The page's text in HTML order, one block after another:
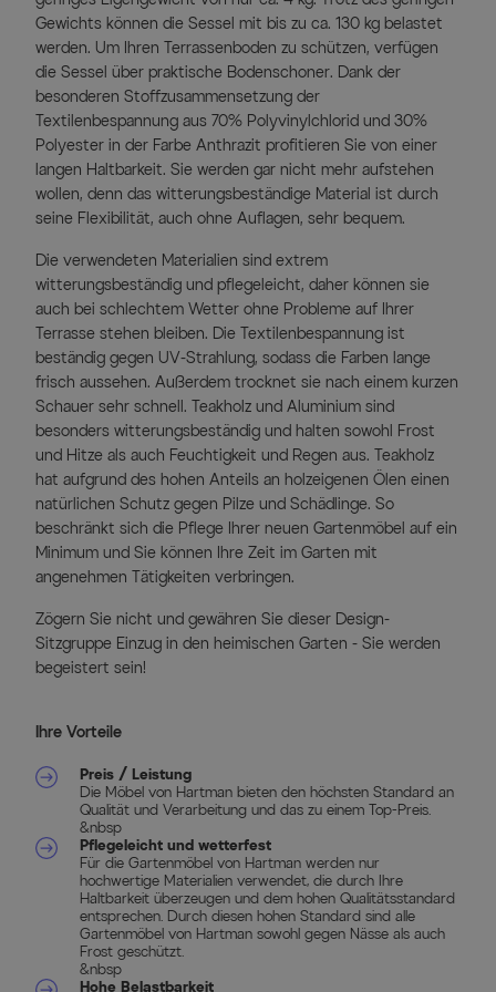
Gewichts können die Sessel mit bis zu ca. 130 kg belastet
werden. Um Ihren Terrassenboden zu schützen, verfügen
die Sessel über praktische Bodenschoner. Dank der
besonderen Stoffzusammensetzung der
Textilenbespannung aus 70% Polyvinylchlorid und 30%
Polyester in der Farbe Anthrazit profitieren Sie von einer
langen Haltbarkeit. Sie werden gar nicht mehr aufstehen
wollen, denn das witterungsbeständige Material ist durch
seine Flexibilität, auch ohne Auflagen, sehr bequem.
Die verwendeten Materialien sind extrem
witterungsbeständig und pflegeleicht, daher können sie
auch bei schlechtem Wetter ohne Probleme auf Ihrer
Terrasse stehen bleiben. Die Textilenbespannung ist
beständig gegen UV-Strahlung, sodass die Farben lange
frisch aussehen. Außerdem trocknet sie nach einem kurzen
Schauer sehr schnell. Teakholz und Aluminium sind
besonders witterungsbeständig und halten sowohl Frost
und Hitze als auch Feuchtigkeit und Regen aus. Teakholz
hat aufgrund des hohen Anteils an holzeigenen Ölen einen
natürlichen Schutz gegen Pilze und Schädlinge. So
beschränkt sich die Pflege Ihrer neuen Gartenmöbel auf ein
Minimum und Sie können Ihre Zeit im Garten mit
angenehmen Tätigkeiten verbringen.
Zögern Sie nicht und gewähren Sie dieser Design-
Sitzgruppe Einzug in den heimischen Garten - Sie werden
begeistert sein!
Ihre Vorteile
Preis / Leistung
Die Möbel von Hartman bieten den höchsten Standard an
Qualität und Verarbeitung und das zu einem Top-Preis.
&nbsp
Pflegeleicht und wetterfest
Für die Gartenmöbel von Hartman werden nur
hochwertige Materialien verwendet, die durch Ihre
Haltbarkeit überzeugen und dem hohen Qualitätsstandard
entsprechen. Durch diesen hohen Standard sind alle
Gartenmöbel von Hartman sowohl gegen Nässe als auch
Frost geschützt.
&nbsp
Hohe Belastbarkeit